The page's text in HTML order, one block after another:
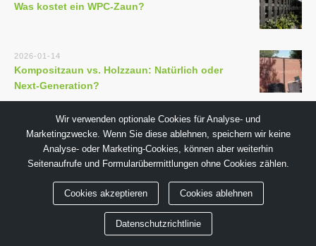
Was kostet ein WPC-Zaun?
2026-01-14
Kompositzaun vs. Holzzaun: Natürlich oder
Next-Generation?
Copyright © 2018 von GuangDong TECHWOODN Co., Ltd
Wir verwenden optionale Cookies für Analyse- und
Marketingzwecke. Wenn Sie diese ablehnen, speichern wir keine
Analyse- oder Marketing-Cookies, können aber weiterhin
Seitenaufrufe und Formularübermittlungen ohne Cookies zählen.
Cookies akzeptieren Cookies ablehnen
Datenschutzrichtlinie